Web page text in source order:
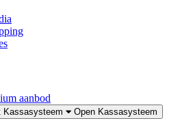
aanbod
Kassasysteem Open Kassasysteem